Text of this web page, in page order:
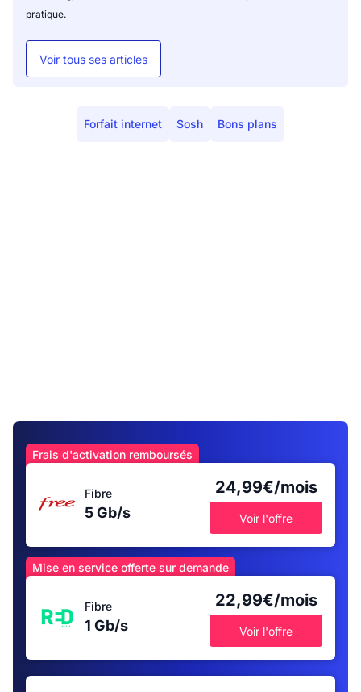
pratique.
Voir tous ses articles
Forfait internet Sosh Bons plans
Frais d'activation remboursés
Fibre
5 Gb/s
24,99€/mois
Voir l'offre
Mise en service offerte sur demande
Fibre
1 Gb/s
22,99€/mois
Voir l'offre